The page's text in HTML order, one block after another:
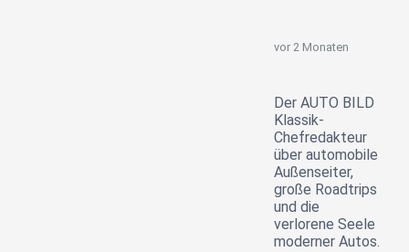
vor 2 Monaten
Der AUTO BILD
Klassik-
Chefredakteur
über automobile
Außenseiter,
große Roadtrips
und die
verlorene Seele
moderner Autos.